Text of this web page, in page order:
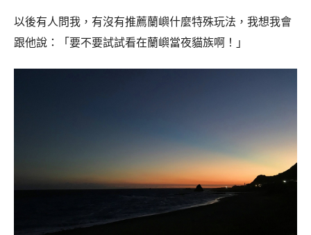
以後有人問我，有沒有推薦蘭嶼什麼特殊玩法，我想我會
跟他說：「要不要試試看在蘭嶼當夜貓族啊！」